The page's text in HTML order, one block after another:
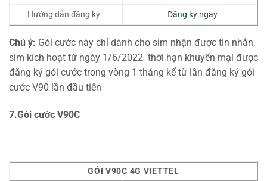
Hướng dẫn đăng ký
Đăng ký ngay
Chú ý: Gói cước này chỉ dành cho sim nhận được tin nhắn,
sim kích hoạt từ ngày 1/6/2022 thời hạn khuyến mại được
đăng ký gói cước trong vòng 1 tháng kể từ lần đăng ký gói
cước V90 lần đầu tiên
7.Gói cước V90C
GÓI V90C 4G VIETTEL